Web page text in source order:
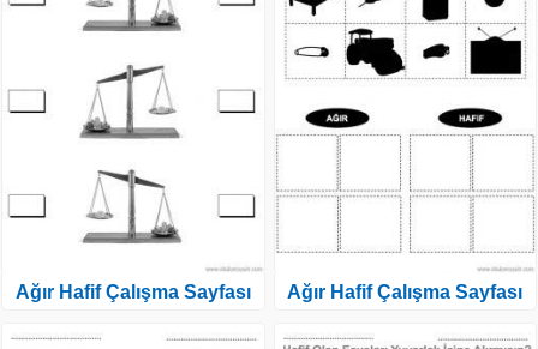
Ağır Hafif Çalışma Sayfası Ağır Hafif Çalışma Sayfası